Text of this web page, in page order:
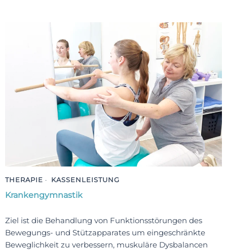
THERAPIE · KASSENLEISTUNG
Krankengymnastik
Ziel ist die Behandlung von Funktionsstörungen des
Bewegungs- und Stützapparates um eingeschränkte
Beweglichkeit zu verbessern, muskuläre Dysbalancen